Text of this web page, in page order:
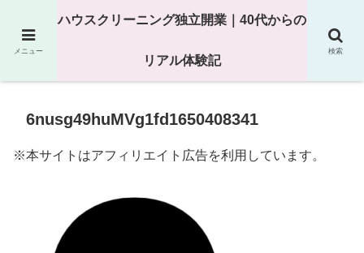
25年以上の現場経験をもとにハウスクリーニング独立の現実
6nusg49huMVg1fd1650408341
※本サイトはアフィリエイト広告を利用しています。
メニュー
ハウスクリーニング独立開業｜40代からの
リアル体験記
検索